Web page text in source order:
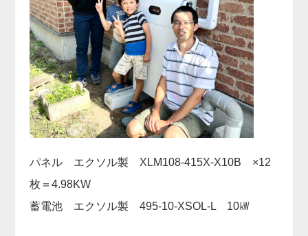
パネル エクソル製 XLM108-415X-X10B ×12
枚＝4.98KW
蓄電池 エクソル製 495-10-XSOL-L 10㎾